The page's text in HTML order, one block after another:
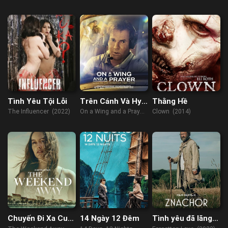
Tình Yêu Tội Lỗi
The Influencer (2022)
Trên Cánh Và Hy
Vọng
On a Wing and a Prayer
Thằng Hề
Clown (2014)
Chuyến Đi Xa Cuối
14 Ngày 12 Đêm
Tình yêu đã lãng